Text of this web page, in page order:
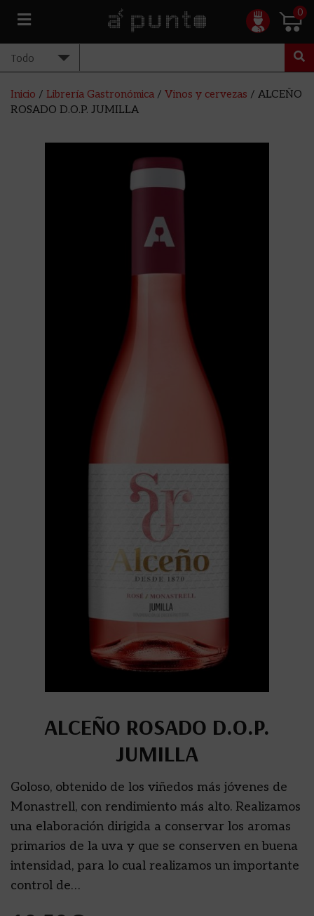
0
Inicio / Librería Gastronómica / Vinos y cervezas / ALCEÑO
ROSADO D.O.P. JUMILLA
ALCEÑO ROSADO D.O.P.
JUMILLA
Goloso, obtenido de los viñedos más jóvenes de
Monastrell, con rendimiento más alto. Realizamos
una elaboración dirigida a conservar los aromas
primarios de la uva y que se conserven en buena
intensidad, para lo cual realizamos un importante
control de…